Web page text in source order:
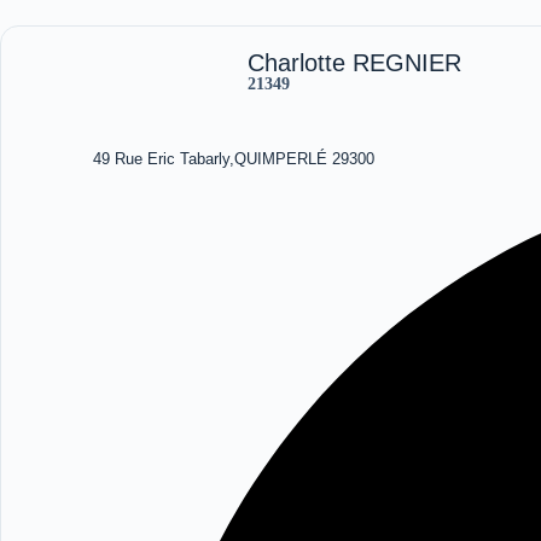
Charlotte REGNIER
21349
49 Rue Eric Tabarly,QUIMPERLÉ 29300